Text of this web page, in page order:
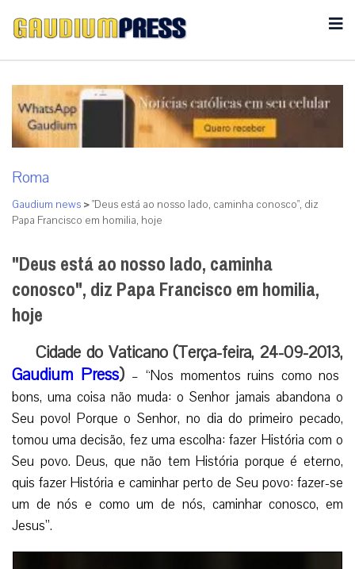
Roma
Gaudium news >"Deus está ao nosso lado, caminha conosco", diz
Papa Francisco em homilia, hoje
"Deus está ao nosso lado, caminha
conosco", diz Papa Francisco em homilia,
hoje
Cidade do Vaticano (Terça-feira, 24-09-2013,
Gaudium Press) – “Nos momentos ruins como nos
bons, uma coisa não muda: o Senhor jamais abandona o
Seu povo! Porque o Senhor, no dia do primeiro pecado,
tomou uma decisão, fez uma escolha: fazer História com o
Seu povo. Deus, que não tem História porque é eterno,
quis fazer História e caminhar perto de Seu povo: fazer-se
um de nós e como um de nós, caminhar conosco, em
Jesus”.